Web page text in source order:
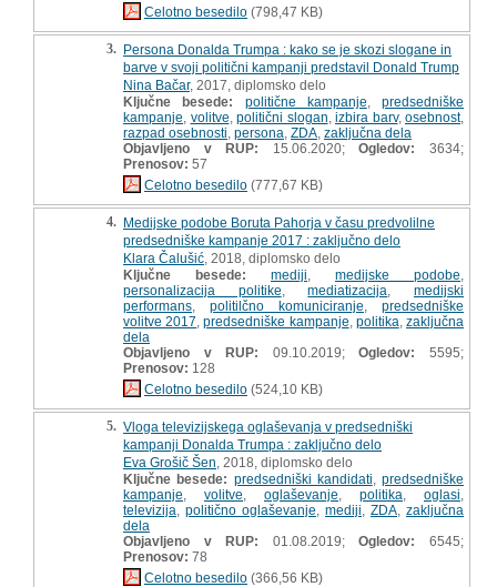
Celotno besedilo (798,47 KB)
3. Persona Donalda Trumpa : kako se je skozi slogane in
barve v svoji politični kampanji predstavil Donald Trump
Nina Bačar, 2017, diplomsko delo
Ključne besede:
politične kampanje
predsedniške
kampanje volitve politični slogan izbira barv, osebnost,
razpad osebnosti persona ZDA zaključna dela
Objavljeno v RUP: 15.06.2020;Ogledov:
3634;
Prenosov: 57
Celotno besedilo (777,67 KB)
4. Medijske podobe Boruta Pahorja v času predvolilne
predsedniške kampanje 2017 : zaključno delo
Klara Čalušić , 2018, diplomsko delo
Ključne besede:
mediji medijske podobe
personalizacija politike ,mediatizacija ,medijski
performans
politilčno komuniciranje
predsedniške
volitve 2017 ,predsedniške kampanje politika ,zaključna
dela
Objavljeno v RUP: 09.10.2019;Ogledov:
5595;
Prenosov: 128
Celotno besedilo (524,10 KB)
5. Vloga televizijskega oglaševanja v predsedniški
kampanji Donalda Trumpa : zaključno delo
Eva Grošič Šen , 2018, diplomsko delo
Ključne besede: predsedniški kandidati
predsedniške
kampanje
volitve oglaševanje politika oglasi
televizija
politično oglaševanje mediji ZDA zaključna
dela
Objavljeno v RUP: 01.08.2019;Ogledov:
6545;
Prenosov: 78
Celotno besedilo (366,56 KB)